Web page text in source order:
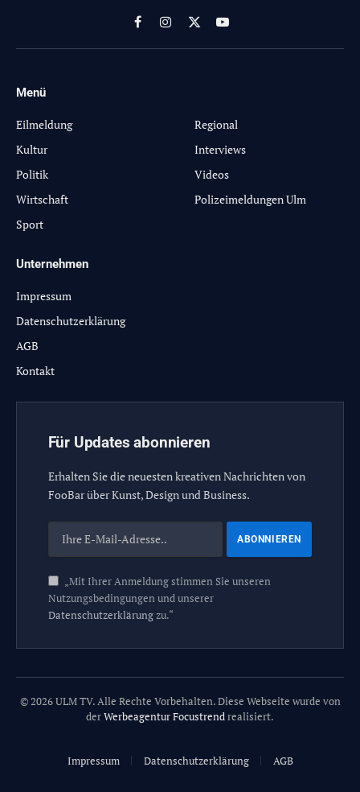
FacebookInstagram
X
(Twitter)
YouTube
Menü
Eilmeldung
Kultur
Politik
Wirtschaft
Sport
Regional
Interviews
Videos
Polizeimeldungen Ulm
Unternehmen
Impressum
Datenschutzerklärung
AGB
Kontakt
Für Updates abonnieren
Erhalten Sie die neuesten kreativen Nachrichten von
FooBar über Kunst, Design und Business.
„Mit Ihrer Anmeldung stimmen Sie unseren
Nutzungsbedingungen und unserer
Datenschutzerklärungzu.“
© 2026 ULM TV. Alle Rechte Vorbehalten. Diese Webseite wurde von
derWerbeagentur Focustrendrealisiert.
Impressum Datenschutzerklärung AGB